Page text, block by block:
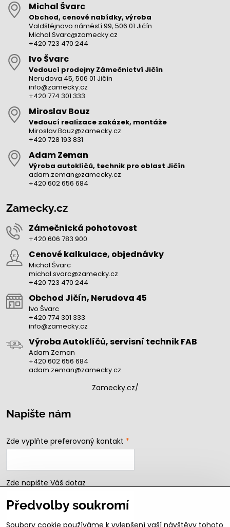
Michal Švarc
Obchod, cenové nabídky, výroba
Valdštějnovo náměstí 99, 506 01 Jičín
Michal.Svarc@zamecky.cz
+420 723 470 244
Ivo Švarc
Vedoucí prodejny Zámečnictví Jičín
Nerudova 45, 506 01 Jičín
info@zamecky.cz
+420 774 301 333
Miroslav Bouz
Vedoucí realizace zakázek, montáže
Miroslav.Bouz@zamecky.cz
+420 728 193 831
Adam Zeman
Výroba autoklíčů, technik pro oblast Jičín
adam.zeman@zamecky.cz
+420 602 656 684
Zamecky.cz
Zámečnická pohotovost
+420 606 783 900
Cenové kalkulace, objednávky
Michal Švarc
michal.svarc@zamecky.cz
+420 723 470 244
Obchod Jičín, Nerudova 45
Ivo Švarc
+420 774 301 333
info@zamecky.cz
Výroba Autoklíčů, servisní technik FAB
Adam Zeman
+420 602 656 684
adam.zeman@zamecky.cz
Zamecky.cz/
Napište nám
Zde vyplňte preferovaný kontakt *
Zde napište Váš dotaz
Předvolby soukromí
Soubory cookie používáme k vylepšení vaší návštěvy tohoto